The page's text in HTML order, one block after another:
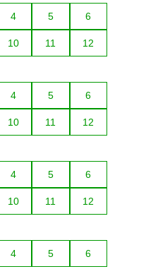
4 5 6
10 11 12
4 5 6
10 11 12
4 5 6
10 11 12
4 5 6